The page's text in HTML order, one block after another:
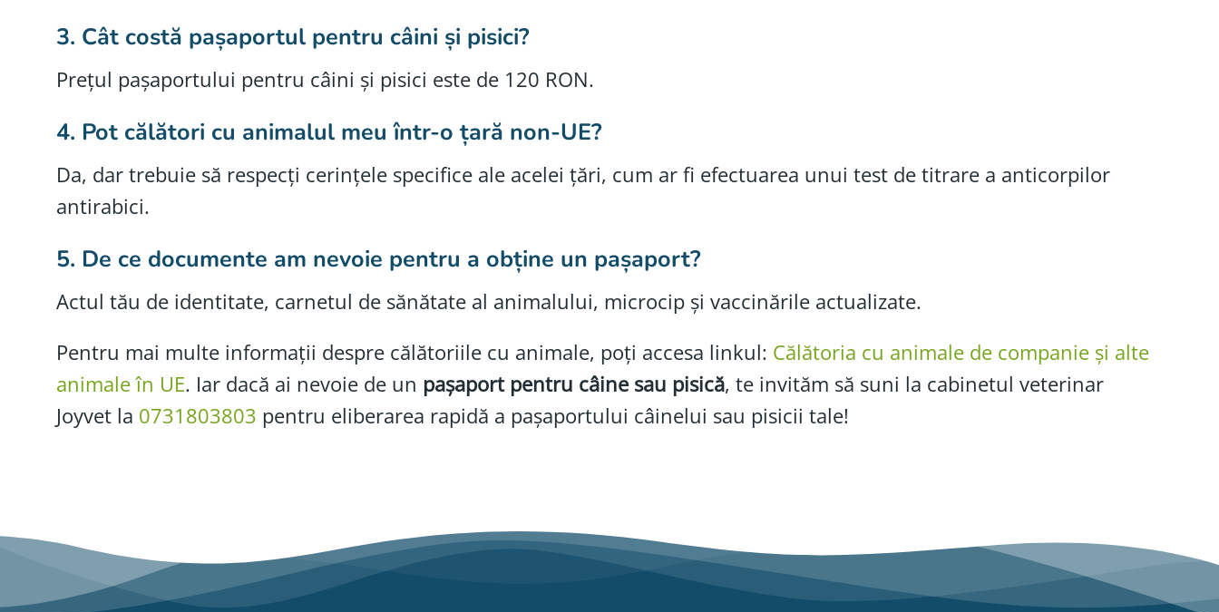
3. Cât costă pașaportul pentru câini și pisici?
Prețul pașaportului pentru câini și pisici este de 120 RON.
4. Pot călători cu animalul meu într-o țară non-UE?
Da, dar trebuie să respecți cerințele specifice ale acelei țări, cum ar fi efectuarea unui test de titrare a anticorpilor
antirabici.
5. De ce documente am nevoie pentru a obține un pașaport?
Actul tău de identitate, carnetul de sănătate al animalului, microcip și vaccinările actualizate.
Pentru mai multe informații despre călătoriile cu animale, poți accesa linkul: Călătoria cu animale de companie și alte
animale în UE. Iar dacă ai nevoie de un pașaport pentru câine sau pisică, te invităm să suni la cabinetul veterinar
Joyvet la 0731803803 pentru eliberarea rapidă a pașaportului câinelui sau pisicii tale!